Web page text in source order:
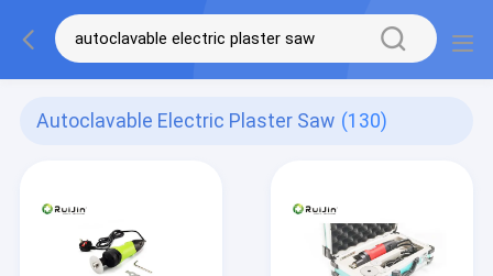
Autoclavable Electric Plaster Saw (130)